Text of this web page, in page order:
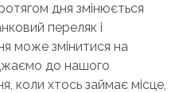
дня змінюється
переляк і
може змінитися на
до нашого
коли хтось займає місце,